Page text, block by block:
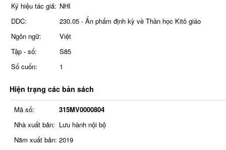
Ký hiệu tác giả: NHI
DDC:
230.05 - Ấn phẩm định kỳ về Thần học Kitô giáo
Ngôn ngữ:
Việt
Tập - số:
S85
Số cuốn:
1
Hiện trạng các bản sách
Mã số:
315MV0000804
Nhà xuất bản: Lưu hành nội bộ
Năm xuất bản: 2019